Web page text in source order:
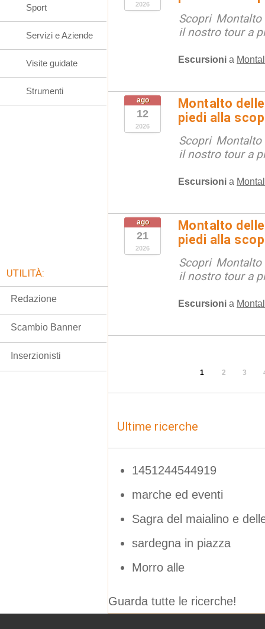
2026
Scopri
il nostro tour a
Escursioni a
ago
12
2026
Montalto
piedi alla
Scopri
il nostro tour a
Escursioni a
ago
21
2026
Montalto
piedi alla
Scopri
il nostro tour a
Escursioni a
1 2 3
Ultime ricerche
1451244544919
marche ed eventi
Sagra del maialino e
sardegna in piazza
Morro alle
Guarda tutte le ricerche!
Sport
Servizi e Aziende
Visite guidate
Strumenti
UTILITÀ:
Redazione
Scambio Banner
Inserzionisti